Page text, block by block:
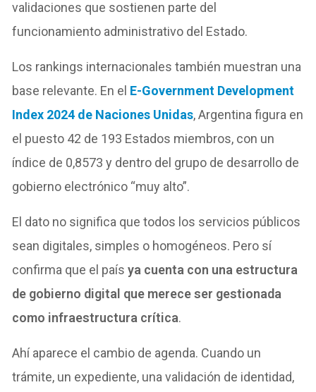
validaciones que sostienen parte del
funcionamiento administrativo del Estado.
Los rankings internacionales también muestran una
base relevante. En el E-Government Development
Index 2024 de Naciones Unidas, Argentina figura en
el puesto 42 de 193 Estados miembros, con un
índice de 0,8573 y dentro del grupo de desarrollo de
gobierno electrónico “muy alto”.
El dato no significa que todos los servicios públicos
sean digitales, simples o homogéneos. Pero sí
confirma que el país ya cuenta con una estructura
de gobierno digital que merece ser gestionada
como infraestructura crítica.
Ahí aparece el cambio de agenda. Cuando un
trámite, un expediente, una validación de identidad,